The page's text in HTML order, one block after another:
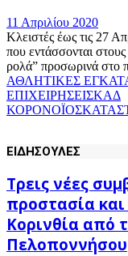
11 Απριλίου 2020
Κλειστές έως τις ‪27
που εντάσσονται
ρολά” προσωρινά στο
ΑΘΛΗΤΙΚΕΣ
ΕΠΙΧΕΙΡΗΣΕΙΣΚΑΔ
ΚΟΡΟΝΟΪΟΣ
ΕΙΔΗΣΟΥΛΕΣ
Τρεις νέες
προστασία
Κορινθία από
Πελοποννήσου